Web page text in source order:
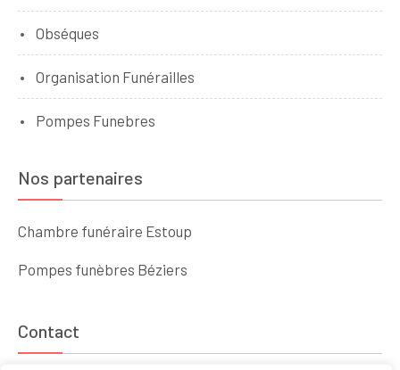
Obséques
Organisation Funérailles
Pompes Funebres
Nos partenaires
Chambre funéraire Estoup
Pompes funèbres Béziers
Contact